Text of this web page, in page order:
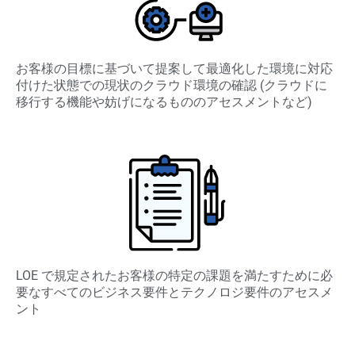
お客様の目標に基づいて提案して最適化した環境に対応
付けた状態での現状のクラウド環境の確認 (クラウドに
移行する機能や妨げになるもののアセスメントなど)
LOE で規定されたお客様の特定の課題を満たすために必
要なすべてのビジネス要件とテクノロジ要件のアセスメ
ント